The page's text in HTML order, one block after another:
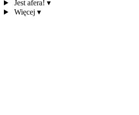
Jest afera! ▾
Więcej ▾